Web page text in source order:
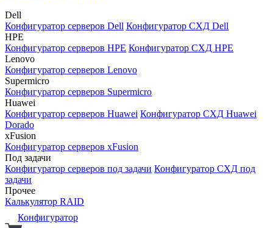
Dell
Конфигуратор серверов Dell Конфигуратор СХД Dell
HPE
Конфигуратор серверов HPE Конфигуратор СХД HPE
Lenovo
Конфигуратор серверов Lenovo
Supermicro
Конфигуратор серверов Supermicro
Huawei
Конфигуратор серверов Huawei Конфигуратор СХД Huawei
Dorado
xFusion
Конфигуратор серверов xFusion
Под задачи
Конфигуратор серверов под задачи Конфигуратор СХД под
задачи
Прочее
Калькулятор RAID
Конфигуратор